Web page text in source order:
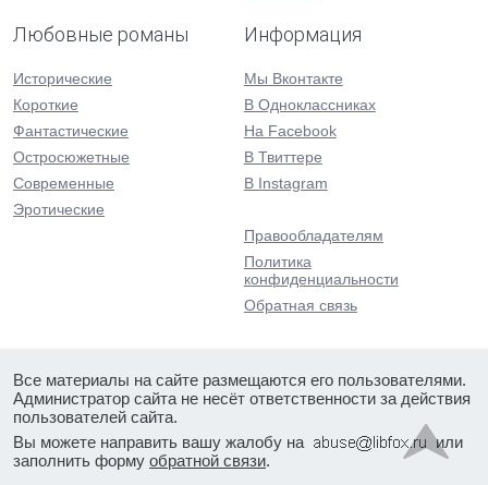
Любовные романы
Исторические
Короткие
Фантастические
Остросюжетные
Современные
Эротические
Информация
Мы Вконтакте
В Одноклассниках
На Facebook
В Твиттере
В Instagram
Правообладателям
Политика
конфиденциальности
Обратная связь
Все материалы на сайте размещаются его пользователями.
Администратор сайта не несёт ответственности за действия
пользователей сайта.
Вы можете направить вашу жалобу на
или
заполнить форму обратной связи.